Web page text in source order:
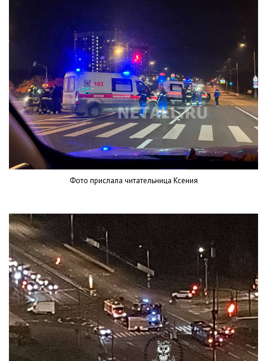
Фото прислала читательница Ксения